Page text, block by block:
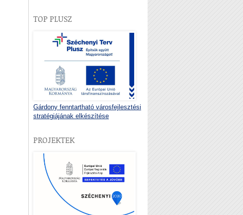
TOP PLUSZ
Gárdony fenntartható városfejlesztési
stratégiájának elkészítése
PROJEKTEK